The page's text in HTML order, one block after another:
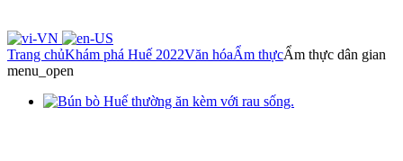
Trang chủKhám phá Huế 2022Văn hóaẨm thựcẨm thực dân gian
menu_open